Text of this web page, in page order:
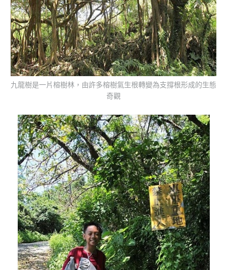
九龍樹是一片榕樹林，由許多榕樹氣生根轉變為支撐根形成的生態
奇觀